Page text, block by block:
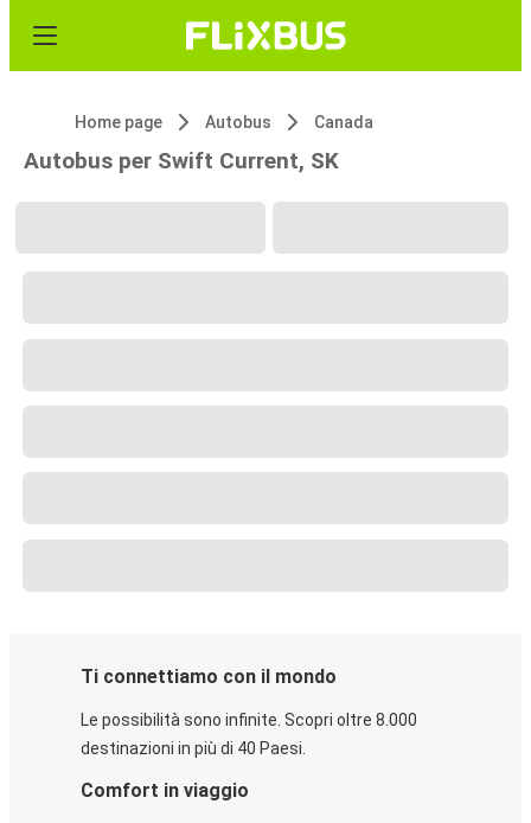
Home page Autobus Canada
Autobus per Swift Current, SK
Ti connettiamo con il mondo
Le possibilità sono infinite. Scopri oltre 8.000
destinazioni in più di 40 Paesi.
Comfort in viaggio